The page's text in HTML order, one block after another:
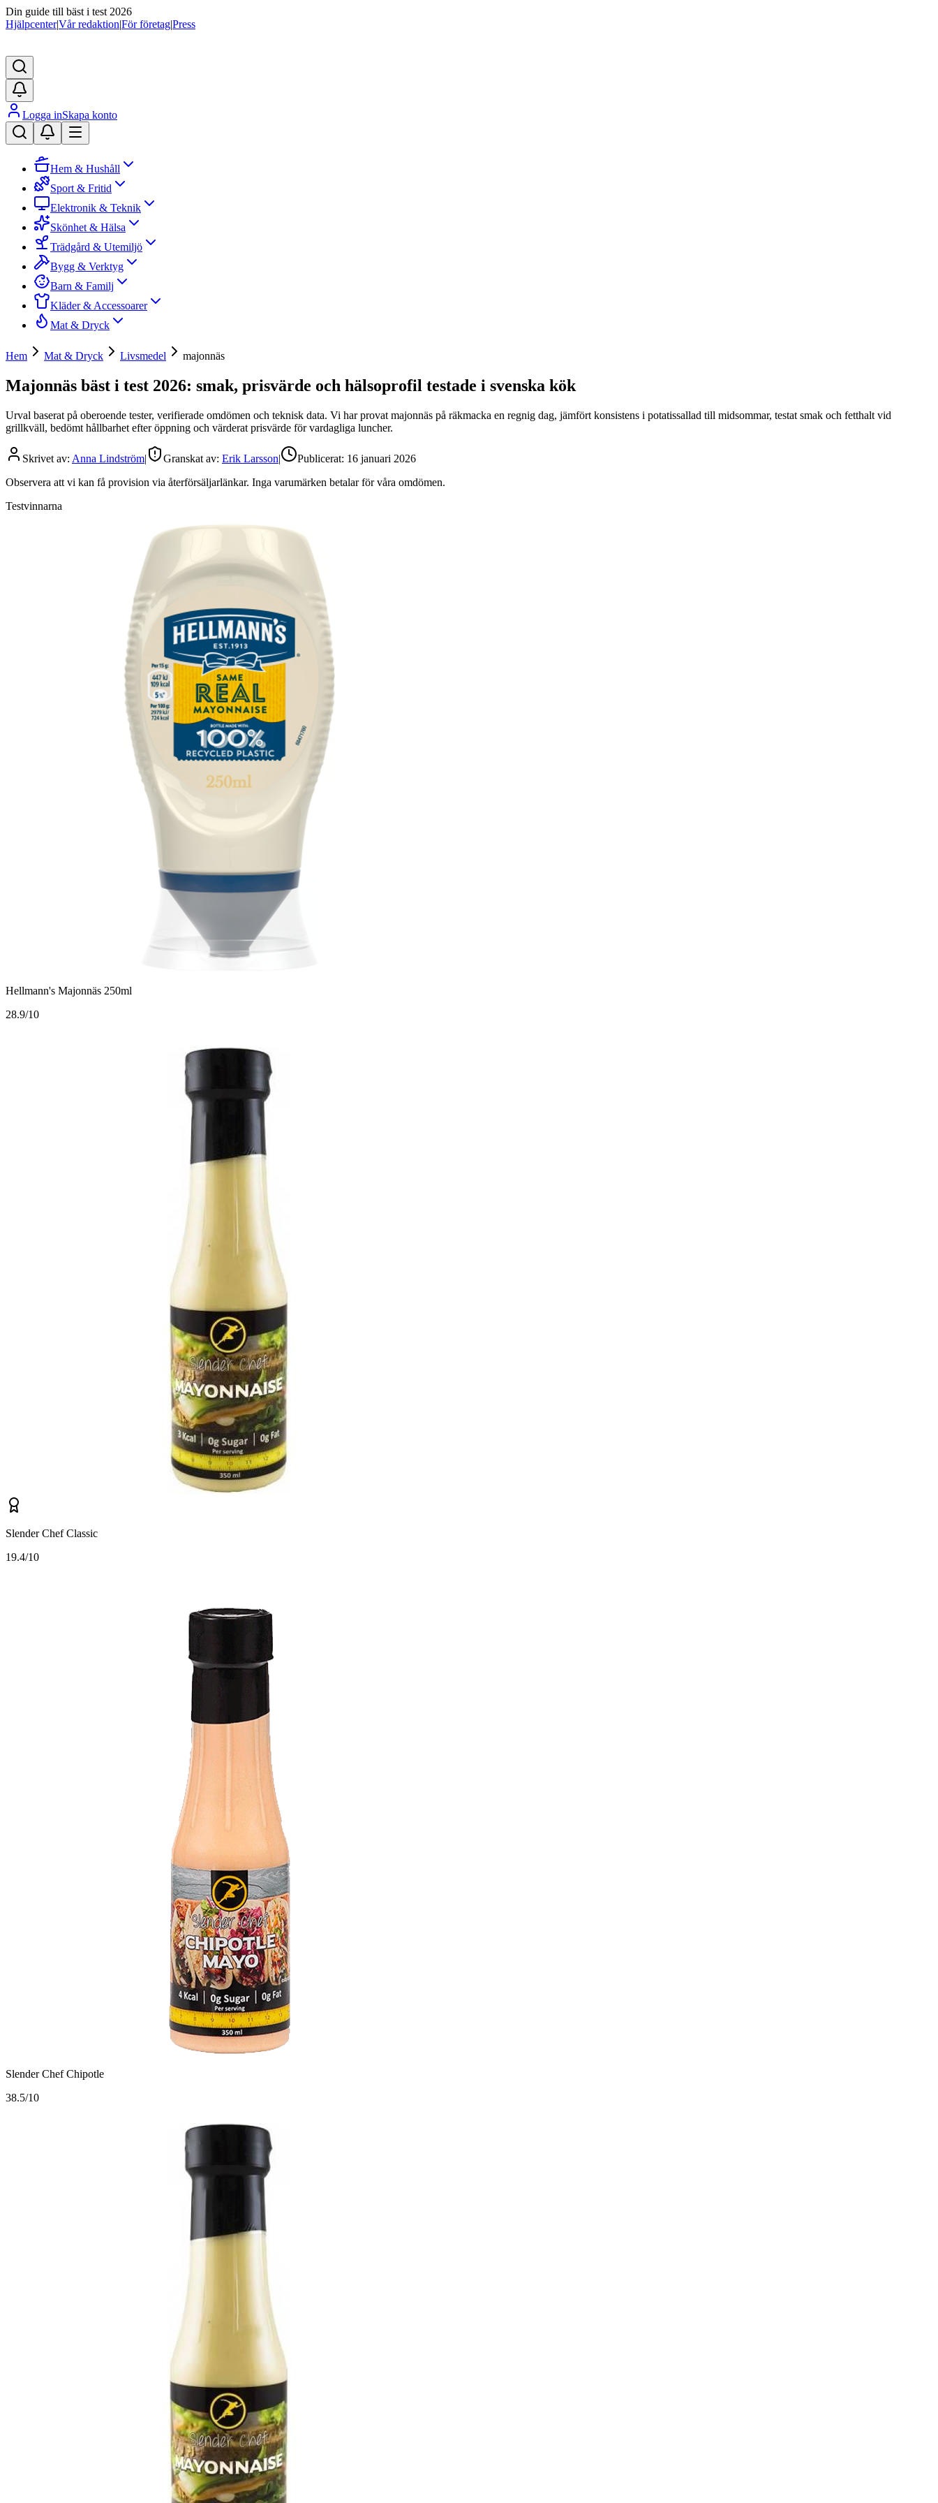
Din guide till bäst i test 2026
Hjälpcenter|Vår redaktion|För företag|Press
Logga inSkapa konto
Hem & Hushåll
Sport & Fritid
Elektronik & Teknik
Skönhet & Hälsa
Trädgård & Utemiljö
Bygg & Verktyg
Barn & Familj
Kläder & Accessoarer
Mat & Dryck
Hem Mat & Dryck Livsmedel majonnäs
Majonnäs bäst i test 2026: smak, prisvärde och hälsoprofil testade i svenska kök
Urval baserat på oberoende tester, verifierade omdömen och teknisk data. Vi har provat majonnäs på räkmacka en regnig dag, jämfört konsistens i potatissallad till midsommar, testat smak och fetthalt vid
grillkväll, bedömt hållbarhet efter öppning och värderat prisvärde för vardagliga luncher.
Skrivet av: Anna Lindström| Granskat av: Erik Larsson| Publicerat: 16 januari 2026
Observera att vi kan få provision via återförsäljarlänkar. Inga varumärken betalar för våra omdömen.
Testvinnarna
Hellmann's Majonnäs 250ml
28.9/10
Slender Chef Classic
19.4/10
Slender Chef Chipotle
38.5/10